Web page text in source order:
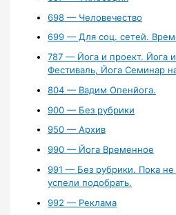
698 — Человечество
699 — Для соц. сетей.
787 — Йога и проект. Йога
Фестиваль, Йога Семинар
804 — Вадим Опенйога.
900 — Без рубрики
950 — Архив
990 — Йога Временное
991 — Без рубрики. Пока
успели подобрать.
992 — Реклама